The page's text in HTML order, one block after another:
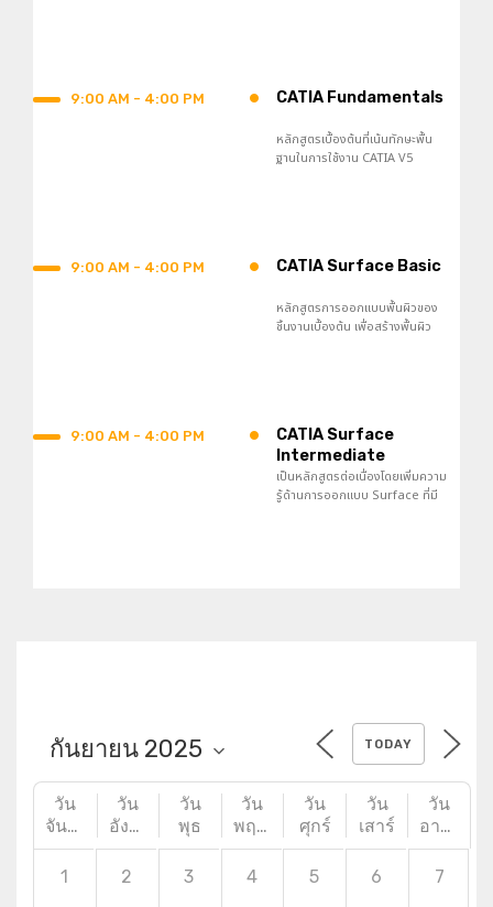
9:00 AM - 4:00 PM • CATIA Fundamentals
หลักสูตรเบื้องต้นที่เน้นทักษะพื้น
ฐานในการใช้งาน CATIA V5
9:00 AM - 4:00 PM • CATIA Surface Basic
หลักสูตรการออกแบบพื้นผิวของ
ชิ้นงานเบื้องต้น เพื่อสร้างพื้นผิว
9:00 AM - 4:00 PM •
CATIA Surface
Intermediate
เป็นหลักสูตรต่อเนื่องโดยเพิ่มความ
รู้ด้านการออกแบบ Surface ที่มี
TODAY
วัน
จันทร์
วัน
อังคาร
วัน
พุธ
วัน
พฤหัสบดี
วัน
ศุกร์
วัน
เสาร์
วัน
อาทิตย์
1 2 3 4 5 6 7